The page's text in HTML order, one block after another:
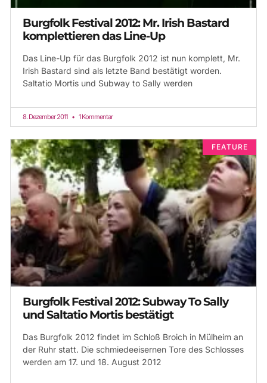
Burgfolk Festival 2012: Mr. Irish Bastard
komplettieren das Line-Up
Das Line-Up für das Burgfolk 2012 ist nun komplett, Mr.
Irish Bastard sind als letzte Band bestätigt worden.
Saltatio Mortis und Subway to Sally werden
8. Dezember 2011 1 Kommentar
FEATURE
Burgfolk Festival 2012: Subway To Sally
und Saltatio Mortis bestätigt
Das Burgfolk 2012 findet im Schloß Broich in Mülheim an
der Ruhr statt. Die schmiedeeisernen Tore des Schlosses
werden am 17. und 18. August 2012